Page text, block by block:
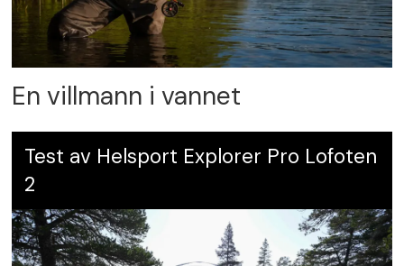
En villmann i vannet
Test av Helsport Explorer Pro Lofoten
2